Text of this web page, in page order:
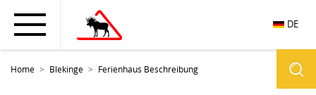
DE
Home Blekinge Ferienhaus Beschreibung